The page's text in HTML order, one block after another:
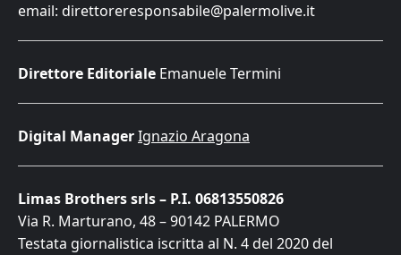
email: direttoreresponsabile@palermolive.it
Direttore Editoriale Emanuele Termini
Digital ManagerIgnazio Aragona
Limas Brothers srls – P.I. 06813550826
Via R. Marturano, 48 – 90142 PALERMO
Testata giornalistica iscritta al N. 4 del 2020 del